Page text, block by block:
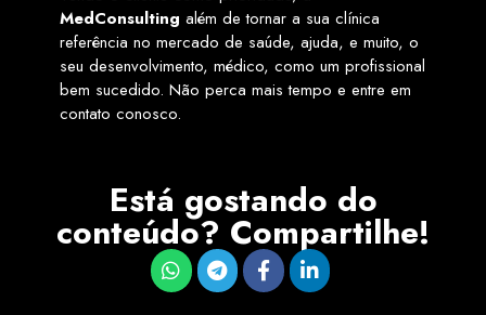
MedConsulting além de tornar a sua clínica
referência no mercado de saúde, ajuda, e muito, o
seu desenvolvimento, médico, como um profissional
bem sucedido. Não perca mais tempo e entre em
contato conosco.
Está gostando do
conteúdo? Compartilhe!